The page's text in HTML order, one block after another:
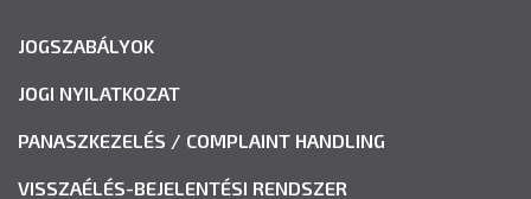
JOGSZABÁLYOK
JOGI NYILATKOZAT
PANASZKEZELÉS / COMPLAINT HANDLING
VISSZAÉLÉS-BEJELENTÉSI RENDSZER